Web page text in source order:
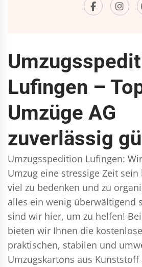
Lufingen –
Umzüge AG
zuverlässig
Umzugsspedition Lufingen:
Umzug eine stressige Zeit sein
viel zu bedenken und zu
alles ein wenig überwältigend
sind wir hier, um zu helfen!
bieten wir Ihnen die
praktischen, stabilen und
Umzugskartons aus